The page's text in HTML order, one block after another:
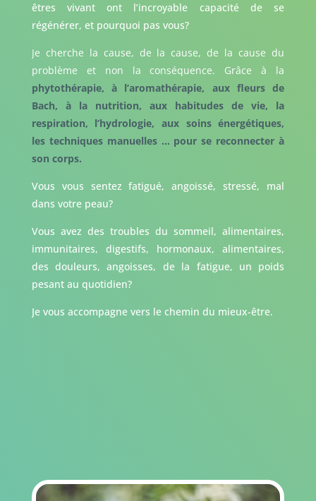
êtres vivant ont l’incroyable capacité de se
régénérer, et pourquoi pas vous?
Je cherche la cause, de la cause, de la cause du
problème et non la conséquence. Grâce à la
phytothérapie, à l’aromathérapie, aux fleurs de
Bach, à la nutrition, aux habitudes de vie, la
respiration, l’hydrologie, aux soins énergétiques,
les techniques manuelles … pour se reconnecter à
son corps.
Vous vous sentez fatigué, angoissé, stressé, mal
dans votre peau?
Vous avez des troubles du sommeil, alimentaires,
immunitaires, digestifs, hormonaux, alimentaires,
des douleurs, angoisses, de la fatigue, un poids
pesant au quotidien?
Je vous accompagne vers le chemin du mieux-être.